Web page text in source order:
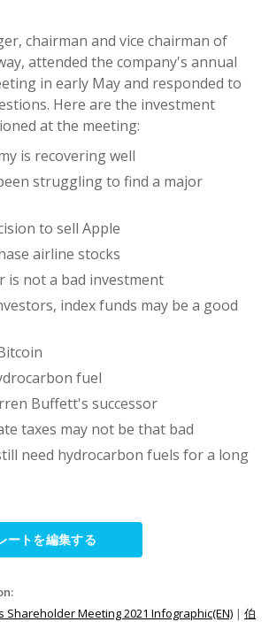
chairman and vice chairman of
attended the company's annual
in early May and responded to
Here are the investment
at the meeting:
is recovering well
struggling to find a major
to sell Apple
airline stocks
is not a bad investment
index funds may be a good
fuel
Buffett's successor
taxes may not be that bad
need hydrocarbon fuels for a long
ートを編集する
Meeting 2021 Infographic(EN) | 伯